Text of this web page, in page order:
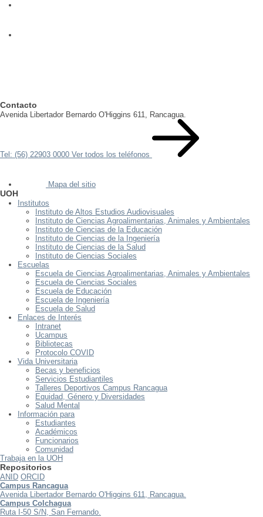
Contacto
Avenida Libertador Bernardo O'Higgins 611, Rancagua.
Tel: (56) 22903 0000 Ver todos los teléfonos
Mapa del sitio
UOH
Institutos
Instituto de Altos Estudios Audiovisuales
Instituto de Ciencias Agroalimentarias, Animales y Ambientales
Instituto de Ciencias de la Educación
Instituto de Ciencias de la Ingeniería
Instituto de Ciencias de la Salud
Instituto de Ciencias Sociales
Escuelas
Escuela de Ciencias Agroalimentarias, Animales y Ambientales
Escuela de Ciencias Sociales
Escuela de Educación
Escuela de Ingeniería
Escuela de Salud
Enlaces de Interés
Intranet
Ucampus
Bibliotecas
Protocolo COVID
Vida Universitaria
Becas y beneficios
Servicios Estudiantiles
Talleres Deportivos Campus Rancagua
Equidad, Género y Diversidades
Salud Mental
Información para
Estudiantes
Académicos
Funcionarios
Comunidad
Trabaja en la UOH
Repositorios
ANID ORCID
Campus Rancagua
Avenida Libertador Bernardo O'Higgins 611, Rancagua.
Campus Colchagua
Ruta I-50 S/N, San Fernando.